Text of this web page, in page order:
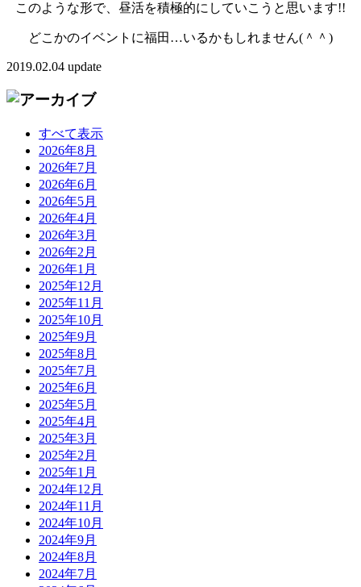
このような形で、昼活を積極的にしていこうと思います!!
どこかのイベントに福田…いるかもしれません(＾＾)
2019.02.04 update
すべて表示
2026年8月
2026年7月
2026年6月
2026年5月
2026年4月
2026年3月
2026年2月
2026年1月
2025年12月
2025年11月
2025年10月
2025年9月
2025年8月
2025年7月
2025年6月
2025年5月
2025年4月
2025年3月
2025年2月
2025年1月
2024年12月
2024年11月
2024年10月
2024年9月
2024年8月
2024年7月